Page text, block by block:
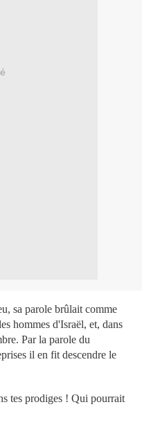
sa parole brûlait comme
hommes d'Israël, et, dans
Par la parole du
il en fit descendre le
tes prodiges ! Qui pourrait